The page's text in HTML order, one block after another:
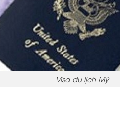
Visa du lịch Mỹ